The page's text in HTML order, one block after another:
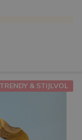
TRENDY & STIJLVOL